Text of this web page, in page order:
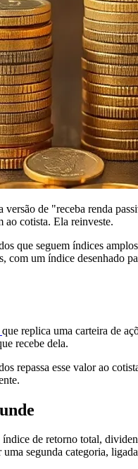
de "receba renda
ao cotista. Ela reinveste.
que seguem índices
um índice desenhado
que replica uma carteira de
recebe dela.
repassa esse valor ao
de retorno total,
segunda categoria,